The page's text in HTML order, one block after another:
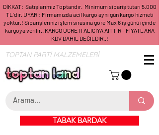
DİKKAT: Satışlarımız Toptandır. Minimum sipariş tutarı 5.000
TL'dir. UYARI: Firmamızda acil kargo aynı gün kargo hizmeti
yoktur.! Siparişleriniz işlem sırasına göre Max 6 iş günü içinde
kargoya verilir.. KARGO ÜCRETİ ALICIYA AİTTİR - FİYATLARA
KDV DAHİL DEĞİLDİR..!
TOPTAN PARTİ MALZEMELERİ
TABAK BARDAK